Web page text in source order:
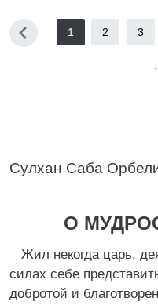
1 2 3
Сулхан Саба
О
Жил некогда царь,
силах себе
добротой и